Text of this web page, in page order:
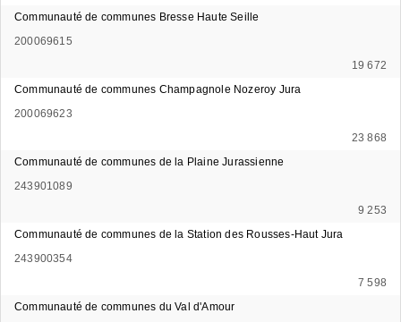
Communauté de communes Bresse Haute Seille
200069615
19 672
Communauté de communes Champagnole Nozeroy Jura
200069623
23 868
Communauté de communes de la Plaine Jurassienne
243901089
9 253
Communauté de communes de la Station des Rousses-Haut Jura
243900354
7 598
Communauté de communes du Val d'Amour